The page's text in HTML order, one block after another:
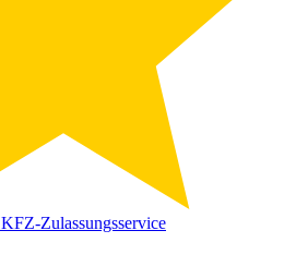
Zulassungsservice